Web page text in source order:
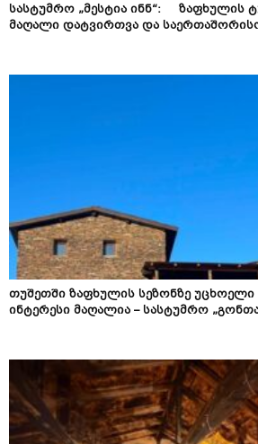
სასტუმრო „მესტია ინნ“: ზაფხულის
მაღალი დატვირთვა და
თუშეთში ზაფხულის სეზონზე უცხოელი
ინტერესი მაღალია – სასტუმრო